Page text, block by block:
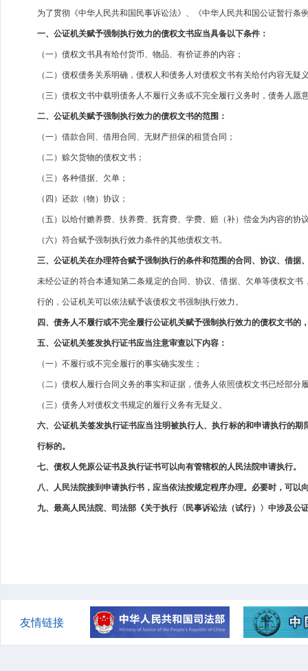
为了贯彻《中华人民共和国民事诉讼法》、《中华人民共和国公证暂行
一、公证机关赋予强制执行效力的债权文书应当具备以下条件：
（一）债权文书具有给付货币、物品、有价证券的内容；
（二）债权债务关系明确，债权人和债务人对债权文书有关给付内容无疑
（三）债权文书中载明债务人不履行义务或不完全履行义务时，债务人愿
二、公证机关赋予强制执行效力的债权文书的范围：
（一）借款合同、借用合同、无财产担保的租赁合同；
（二）赊欠货物的债权文书；
（三）各种借据、欠单；
（四）还款（物）协议；
（五）以给付赡养费、扶养费、抚育费、学费、赔（补）偿金为内容的协
（六）符合赋予强制执行效力条件的其他债权文书。
三、公证机关在办理符合赋予强制执行的条件和范围的合同、协议、借
未经公证的符合本通知第二条规定的合同、协议、借据、欠单等债权文
行的，公证机关可以依法赋予该债权文书强制执行效力。
四、债务人不履行或不完全履行公证机关赋予强制执行效力的债权文书
五、公证机关签发执行证书应当注意审查以下内容：
（一）不履行或不完全履行的事实确实发生；
（二）债权人履行合同义务的事实和证据，债务人依照债权文书已经部分
（三）债务人对债权文书规定的履行义务有无疑义。
六、公证机关签发执行证书应当注明被执行人、执行标的和申请执行的
行标的。
七、债权人凭原公证书及执行证书可以向有管辖权的人民法院申请执行。
八、人民法院接到申请执行书，应当依法按规定程序办理。必要时，可
九、最高人民法院、司法部《关于执行〈民事诉讼法（试行）〉中涉及
友情链接